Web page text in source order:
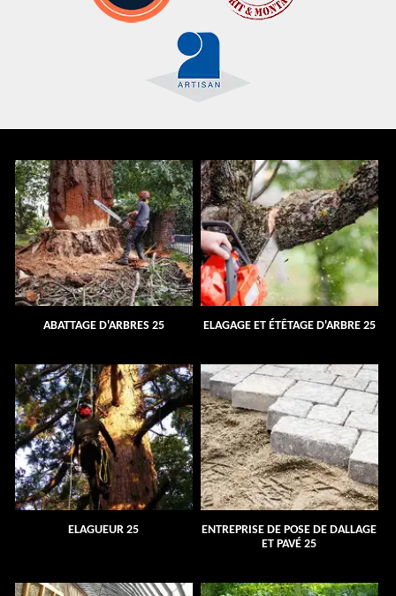
ABATTAGE D'ARBRES 25 ELAGAGE ET ÉTÊTAGE D'ARBRE 25
ELAGUEUR 25
ENTREPRISE DE POSE DE DALLAGE
ET PAVÉ 25